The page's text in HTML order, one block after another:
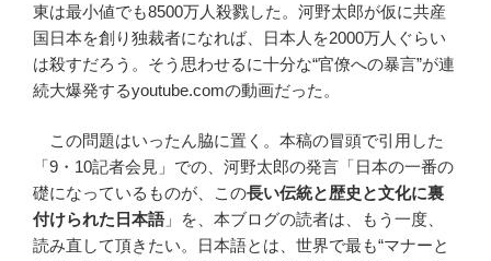
東は最小値でも8500万人殺戮した。河野太郎が仮に共産
国日本を創り独裁者になれば、日本人を2000万人ぐらい
は殺すだろう。そう思わせるに十分な“官僚への暴言”が連
続大爆発するyoutube.comの動画だった。
この問題はいったん脇に置く。本稿の冒頭で引用した
「9・10記者会見」での、河野太郎の発言「日本の一番の
礎になっているものが、この長い伝統と歴史と文化に裏
付けられた日本語」を、本ブログの読者は、もう一度、
読み直して頂きたい。日本語とは、世界で最も“マナーと